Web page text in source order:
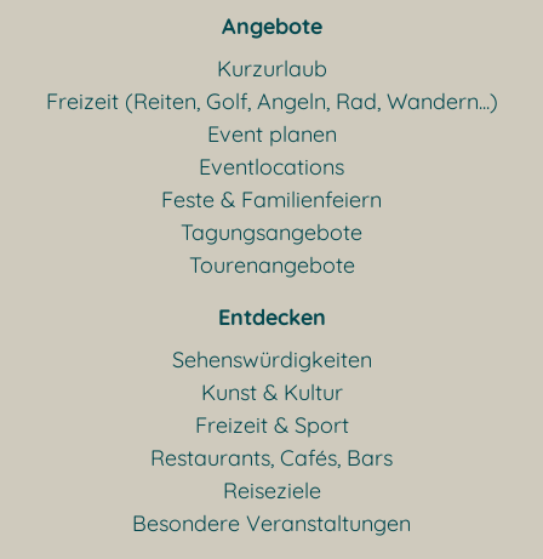
Angebote
Kurzurlaub
Freizeit (Reiten, Golf, Angeln, Rad, Wandern...)
Event planen
Eventlocations
Feste & Familienfeiern
Tagungsangebote
Tourenangebote
Entdecken
Sehenswürdigkeiten
Kunst & Kultur
Freizeit & Sport
Restaurants, Cafés, Bars
Reiseziele
Besondere Veranstaltungen